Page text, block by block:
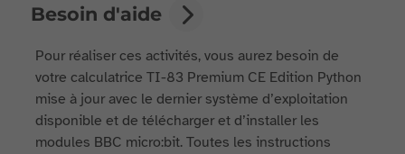
Besoin d'aide
Pour réaliser ces activités, vous aurez besoin de
votre calculatrice TI-83 Premium CE Edition Python
mise à jour avec le dernier système d’exploitation
disponible et de télécharger et d’installer les
modules BBC micro:bit. Toutes les instructions